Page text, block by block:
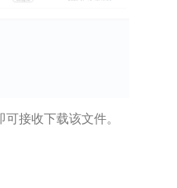
接收下载该文件。